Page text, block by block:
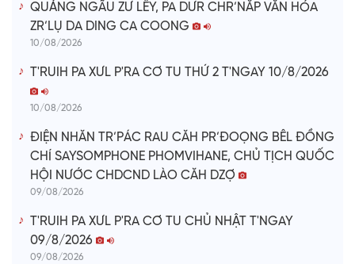
QUẢNG NGÃU ZƯ LÊY, PA DƯR CHR’NĂP VĂN HÓA
ZR’LỤ DA DING CA COONG
10/08/2026
T'RUIH PA XƯL P'RA CƠ TU THỨ 2 T'NGAY 10/8/2026
10/08/2026
ĐIỆN NHĂN TR’PÁC RAU CĂH PR’ĐOỌNG BÊL ĐỒNG
CHÍ SAYSOMPHONE PHOMVIHANE, CHỦ TỊCH QUỐC
HỘI NƯỚC CHDCND LÀO CĂH DZỢ
09/08/2026
T'RUIH PA XƯL P'RA CƠ TU CHỦ NHẬT T'NGAY
09/8/2026
09/08/2026